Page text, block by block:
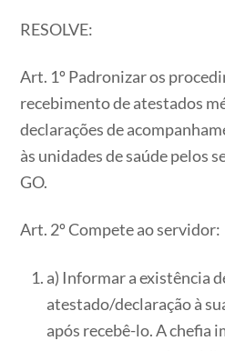
RESOLVE:
Art. 1º Padronizar os
recebimento de atestados
declarações de
às unidades de saúde pelos
GO.
Art. 2º Compete ao servidor:
a) Informar a existência
atestado/declaração à
após recebê-lo. A chefia